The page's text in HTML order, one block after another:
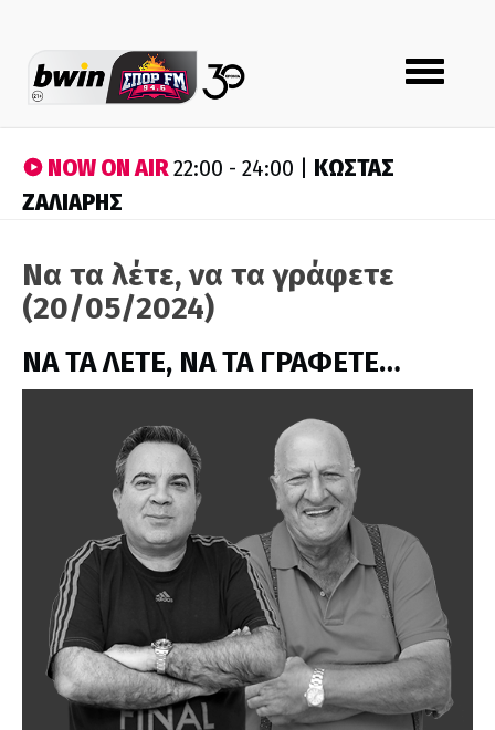
Toggle
navigation
NOW ON AIR22:00 - 24:00 | ΚΩΣΤΑΣ
ΖΑΛΙΑΡΗΣ
Να τα λέτε, να τα γράφετε
(20/05/2024)
ΝΑ ΤΑ ΛΕΤΕ, ΝΑ ΤΑ ΓΡΑΦΕΤΕ…